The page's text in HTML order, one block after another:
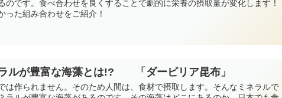
のです。食べ合わせを良くすることで劇的に栄養の摂取量が変化します！
った組み合わせをご紹介！
ルが豊富な海藻とは!? 「ダービリア昆布」
は作られません。そのため人間は、食材で摂取します。そんなミネラルで